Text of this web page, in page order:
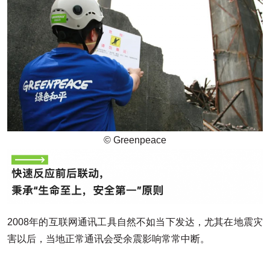
© Greenpeace
2008年的互联网通讯工具自然不如当下发达，尤其在地震灾
害以后，当地正常通讯会受余震影响常常中断。